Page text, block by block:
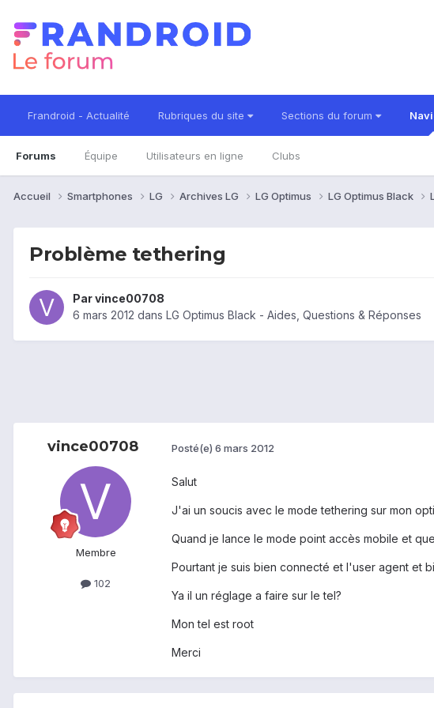
Frandroid - Actualité Rubriques du site Sections du forum
Forums Équipe Utilisateurs en ligne Clubs
Accueil Smartphones LG Archives LG LG Optimus LG Optimus Black
Problème tethering
Parvince00708
6 mars 2012 dans LG Optimus Black - Aides, Questions & Réponses
vince00708
Membre
102
Posté(e) 6 mars 2012
Salut
J'ai un soucis avec le mode tethering sur mon
Quand je lance le mode point accès mobile et
Pourtant je suis bien connecté et l'user agent et
Ya il un réglage a faire sur le tel?
Mon tel est root
Merci